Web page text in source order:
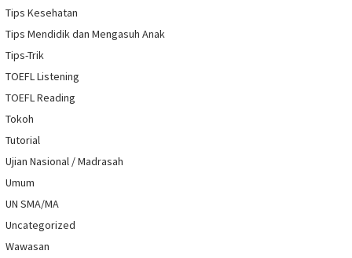
Tips Kesehatan
Tips Mendidik dan Mengasuh Anak
Tips-Trik
TOEFL Listening
TOEFL Reading
Tokoh
Tutorial
Ujian Nasional / Madrasah
Umum
UN SMA/MA
Uncategorized
Wawasan